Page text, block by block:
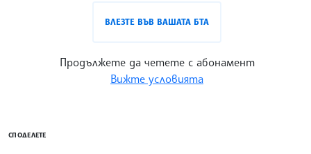
ВЛЕЗТЕ ВЪВ ВАШАТА БТА
Продължете да четете с абонамент
Вижте условията
СПОДЕЛЕТЕ